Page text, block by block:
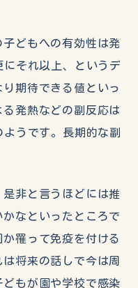
どもへの有効性は発
それ以上、というデ
期待できる値といっ
発熱などの副反応は
うです。長期的な副
非と言うほどには推
なといったところで
罹って免疫を付ける
将来の話しで今は周
もが園や学校で感染